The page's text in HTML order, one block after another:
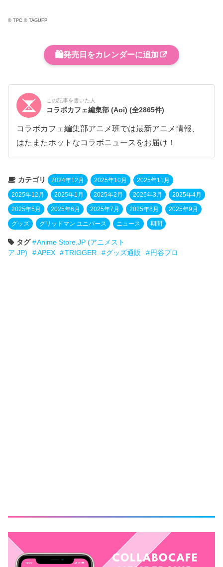
© TPC © TAGUFP
🛍️発売日をカレンダーに追加
この記事を書いた人
コラボカフェ編集部 (Aoi)(全2865件)
コラボカフェ編集部アニメ班では最新アニメ情報、
はたまたホットなコラボニュースをお届け！
カテゴリ 2024年12月 2025年10月 2025年11月
2025年12月 2025年1月 2025年2月 2025年3月 2025年4月
2025年5月 2025年6月 2025年7月 2025年8月 2025年9月
グッズ グリッドマン ユニバース ニュース 期間
タグ
Anime Store.JP (アニメスト
ア.JP)
APEX TRIGGER グッズ通販 円谷プロ